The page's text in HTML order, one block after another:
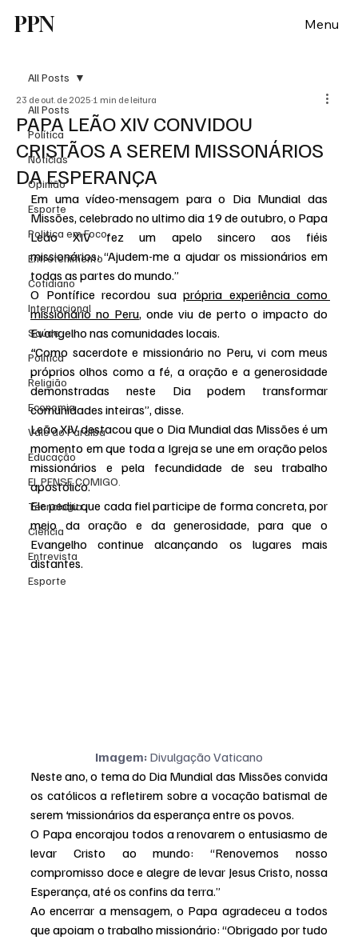
PPN Menu
All Posts
Política
Notícias
Opinião
Esporte
Politica em Foco
Entretenimento
Cotidiano
Internacional
Saúde
Politica
Religião
Economia
Vale do Paraiba
Educação
EI, PENSE COMIGO.
Tecnologia
Ciência
Entrevista
Esporte
All Posts
PAPA LEÃO XIV CONVIDOU
CRISTÃOS A SEREM MISSONÁRIOS
DA ESPERANÇA
23 de out. de 2025 1 min de leitura
Em uma vídeo-mensagem para o Dia Mundial das
Missões, celebrado no ultimo dia 19 de outubro, o Papa
Leão XIV fez um apelo sincero aos fiéis
missionários: “Ajudem-me a ajudar os missionários em
todas as partes do mundo.”
O Pontífice recordou sua própria experiência como
missionário no Peru, onde viu de perto o impacto do
Evangelho nas comunidades locais.
“Como sacerdote e missionário no Peru, vi com meus
próprios olhos como a fé, a oração e a generosidade
demonstradas neste Dia podem transformar
comunidades inteiras”, disse.
Leão XIV destacou que o Dia Mundial das Missões é um
momento em que toda a Igreja se une em oração pelos
missionários e pela fecundidade de seu trabalho
apostólico.
Ele pediu que cada fiel participe de forma concreta, por
meio da oração e da generosidade, para que o
Evangelho continue alcançando os lugares mais
distantes.
Imagem: Divulgação Vaticano
Neste ano, o tema do Dia Mundial das Missões convida
os católicos a refletirem sobre a vocação batismal de
serem ‘missionários da esperança entre os povos.
O Papa encorajou todos a renovarem o entusiasmo de
levar Cristo ao mundo: “Renovemos nosso
compromisso doce e alegre de levar Jesus Cristo, nossa
Esperança, até os confins da terra.”
Ao encerrar a mensagem, o Papa agradeceu a todos
que apoiam o trabalho missionário: “Obrigado por tudo